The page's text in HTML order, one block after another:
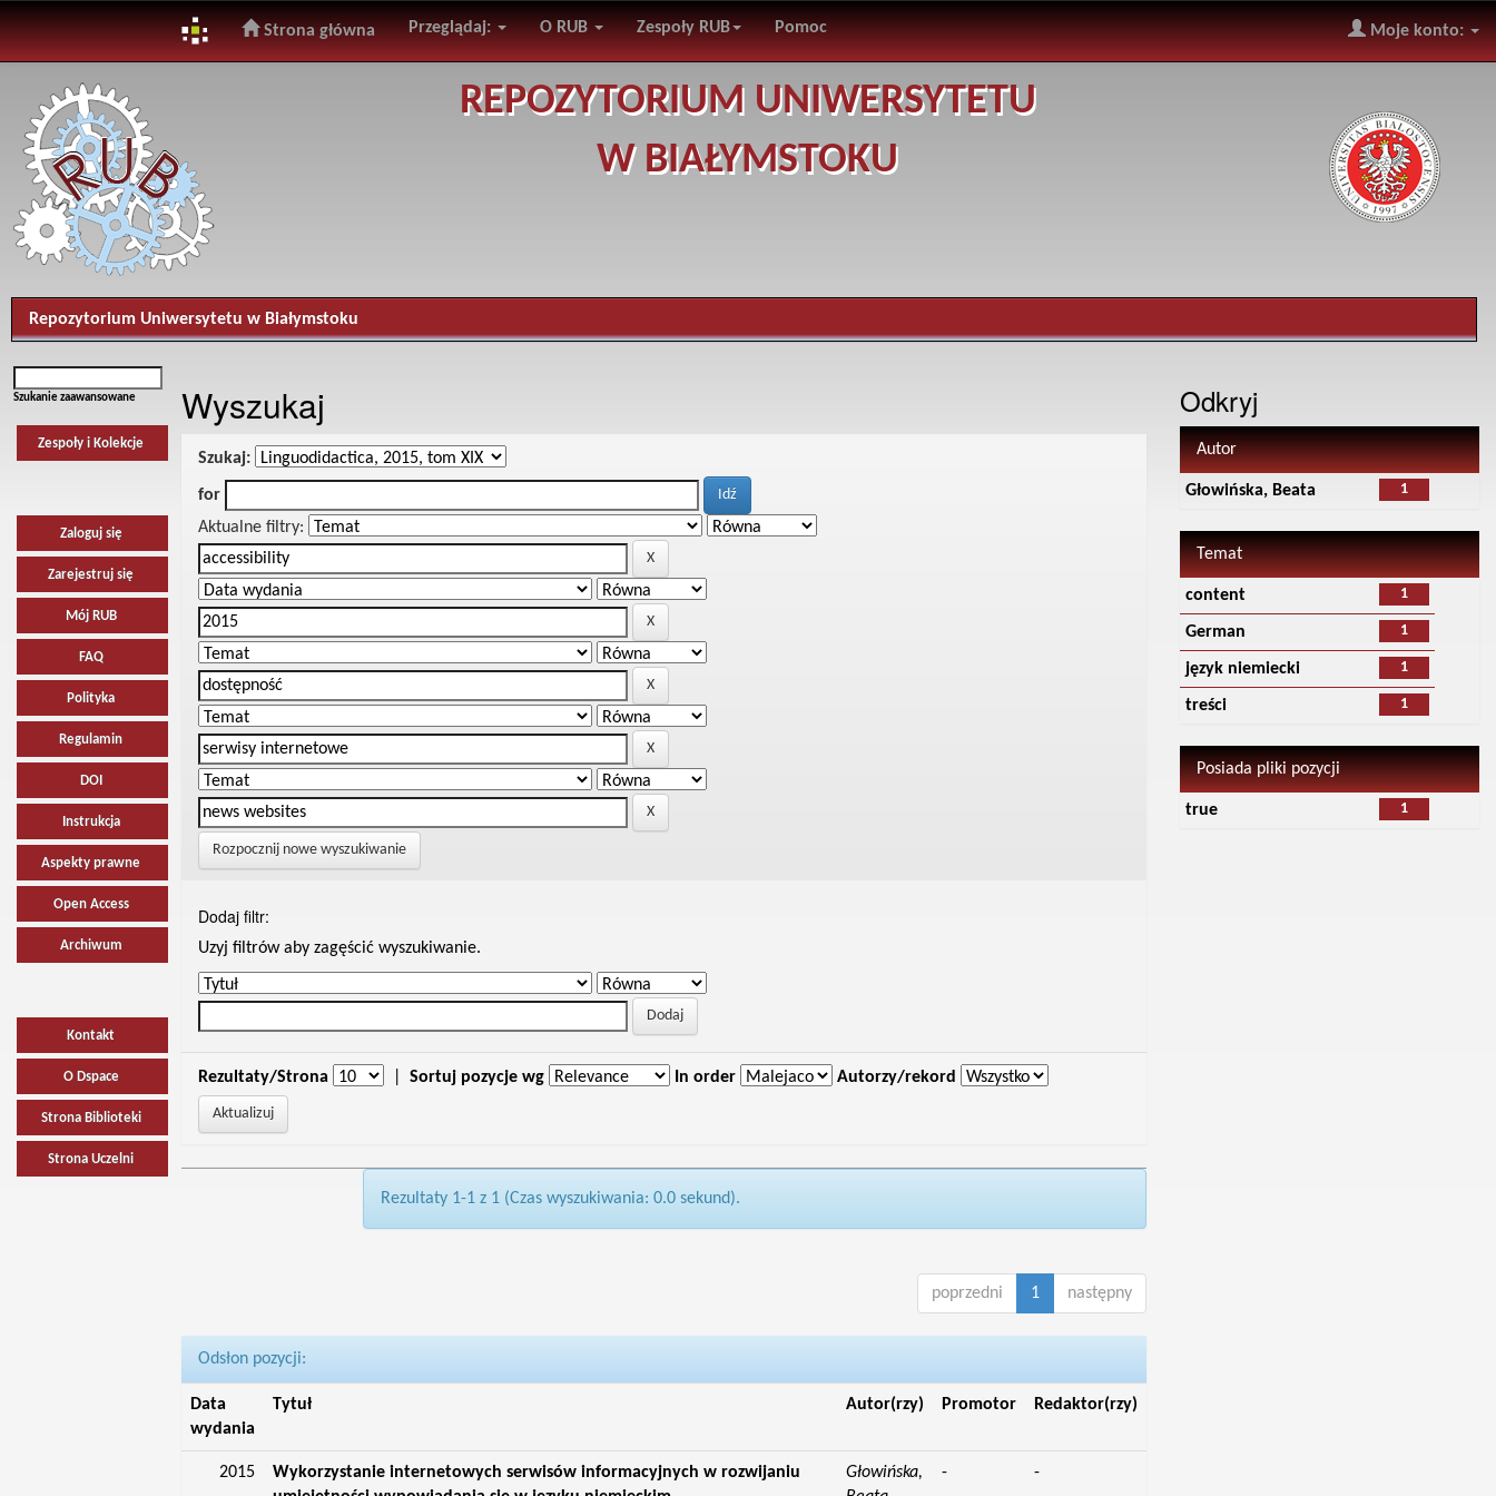
navigation
Strona główna Przeglądaj: O RUB Zespoły RUB Pomoc Moje konto:
REPOZYTORIUM UNIWERSYTETU
W BIAŁYMSTOKU
Repozytorium Uniwersytetu w Białymstoku
Szukanie zaawansowane
Zespoły i Kolekcje
Zaloguj się
Zarejestruj się
Mój RUB
FAQ
Polityka
Regulamin
DOI
Instrukcja
Aspekty prawne
Open Access
Archiwum
Kontakt
O Dspace
Strona Biblioteki
Strona Uczelni
Wyszukaj
Szukaj:
for
Aktualne filtry:
Rozpocznij nowe wyszukiwanie
Dodaj filtr:
Uzyj filtrów aby zagęścić wyszukiwanie.
Rezultaty/Strona Sortuj pozycje wg In order Autorzy/rekord
Rezultaty 1-1 z 1 (Czas wyszukiwania: 0.0 sekund).
poprzedni 1 następny
Odsłon pozycji:
Data
wydania
Tytuł Autor(rzy) Promotor Redaktor(rzy)
2015
Wykorzystanie internetowych serwisów informacyjnych w rozwijaniu
Głowińska,
- -
Odkryj
Autor
1
Głowińska, Beata
Temat
1
content
1
German
1
język niemiecki
1
treści
Posiada pliki pozycji
1
true